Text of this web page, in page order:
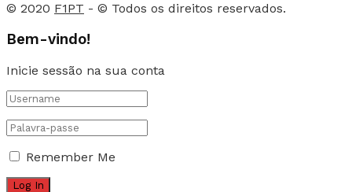
© 2020 F1PT - © Todos os direitos reservados.
Bem-vindo!
Inicie sessão na sua conta
Remember Me